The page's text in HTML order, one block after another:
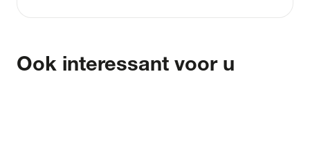
Ook interessant voor u